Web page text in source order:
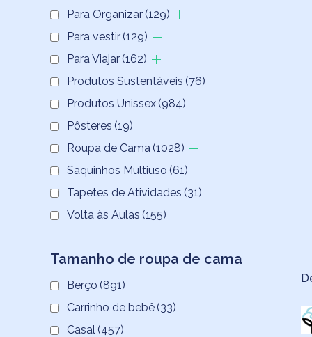
Para Organizar (129)
Para vestir (129)
Para Viajar (162)
Produtos Sustentáveis (76)
Produtos Unissex (984)
Pôsteres (19)
Roupa de Cama (1028)
Saquinhos Multiuso (61)
Tapetes de Atividades (31)
Volta às Aulas (155)
Tamanho de roupa de cama
Berço (891)
Carrinho de bebê (33)
Casal (457)